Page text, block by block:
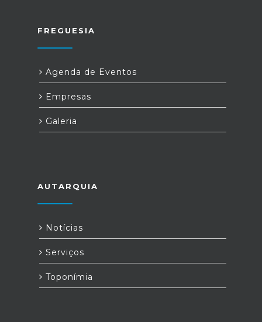
FREGUESIA
Agenda de Eventos
Empresas
Galeria
AUTARQUIA
Notícias
Serviços
Toponímia